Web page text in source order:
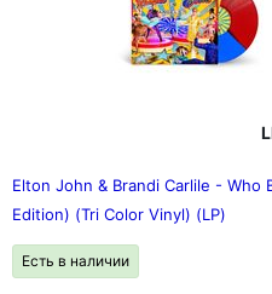
Elton John & Brandi Carlile - Who
Edition) (Tri Color Vinyl) (LP)
Есть в наличии